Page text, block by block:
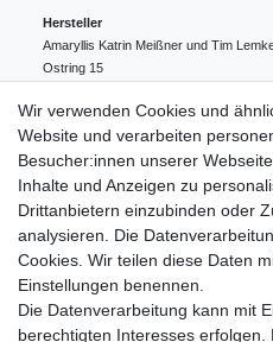
Hersteller
Amaryllis Katrin Meißner und Tim
Ostring 15
004943548099856
amaryllis-eckernfoerde@t-online.de
EU-Verantwortlicher
Amaryllis Katrin Meißner und Tim
Ostring
15
004943548099856
amaryllis-eckernfoerde@t-online.de
Wir verwenden Cookies und
Website und verarbeiten
Besucher:innen unserer
Inhalte und Anzeigen zu
Drittanbietern einzubinden oder
analysieren. Die
Cookies. Wir teilen diese Daten
Einstellungen benennen.
Die Datenverarbeitung kann mit
berechtigten Interesses